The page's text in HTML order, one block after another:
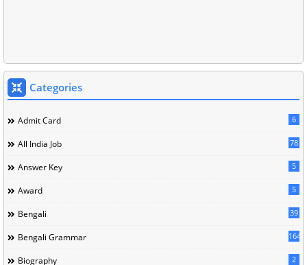
Categories
Admit Card 6
All India Job 78
Answer Key 5
Award 5
Bengali 39
Bengali Grammar 164
Biography 2